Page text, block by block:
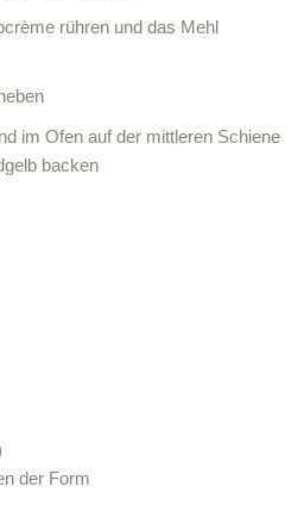
rühren und das Mehl
im Ofen auf der mittleren Schiene
backen
der Form